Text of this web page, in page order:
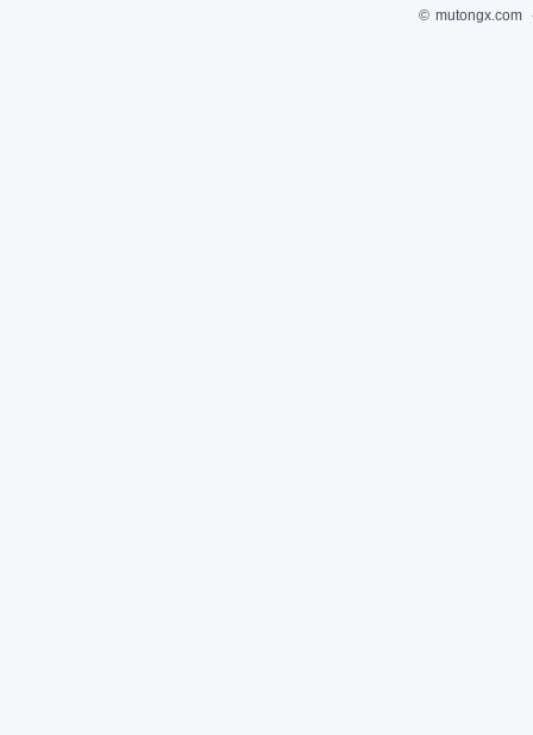
© mutongx.com